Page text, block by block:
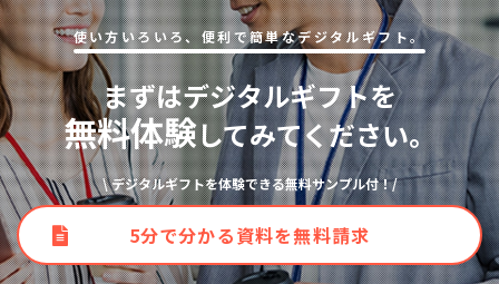
使い⽅いろいろ、便利で簡単なデジタルギフト。
まずはデジタルギフトを
無料体験してみてください。
\ デジタルギフトを体験できる無料サンプル付！/
5分で分かる資料を無料請求